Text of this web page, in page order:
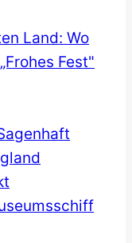
Land: Wo
Fest"